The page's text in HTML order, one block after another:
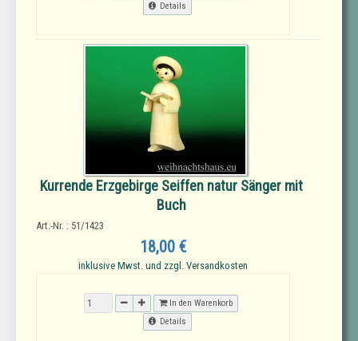
Details
Kurrende Erzgebirge Seiffen natur Sänger mit
Buch
Art.-Nr. : 51/1423
18,00 €
inklusive Mwst. und zzgl. Versandkosten
In den Warenkorb
Details